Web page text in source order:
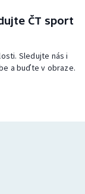
ČT sport
Sledujte nás i
a buďte v obraze.